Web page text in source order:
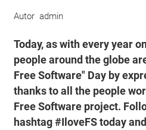
Autoradmin
Today, as with every year
people around the globe
Free Software" Day by
thanks to all the people
Free Software project.
hashtag #IloveFS today